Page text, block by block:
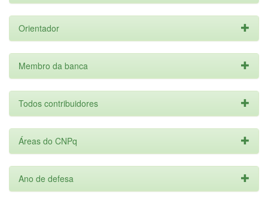
Orientador
Membro da banca
Todos contribuidores
Áreas do CNPq
Ano de defesa